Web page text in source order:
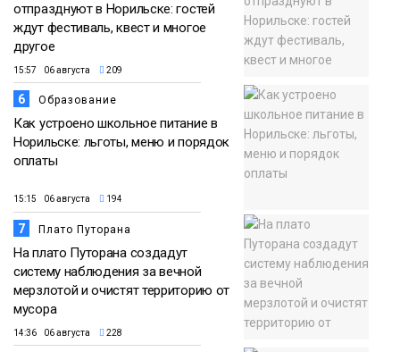
отпразднуют в Норильске: гостей
ждут фестиваль, квест и многое
другое
15:57 06 августа 209
6 Образование
Как устроено школьное питание в
Норильске: льготы, меню и порядок
оплаты
15:15 06 августа 194
7 Плато Путорана
На плато Путорана создадут
систему наблюдения за вечной
мерзлотой и очистят территорию от
мусора
14:36 06 августа 228